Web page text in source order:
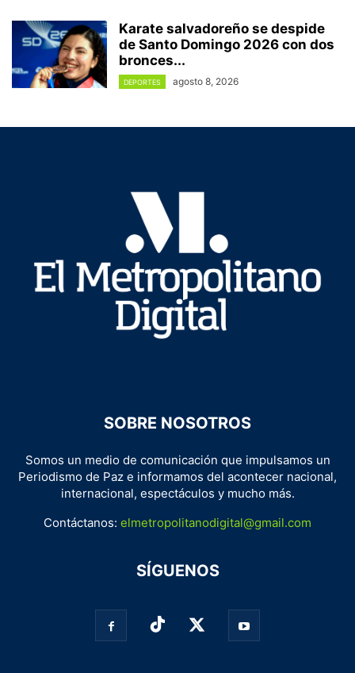
Karate salvadoreño se despide
de Santo Domingo 2026 con dos
bronces...
DEPORTES agosto 8, 2026
SOBRE NOSOTROS
Somos un medio de comunicación que impulsamos un
Periodismo de Paz e informamos del acontecer nacional,
internacional, espectáculos y mucho más.
Contáctanos: elmetropolitanodigital@gmail.com
SÍGUENOS